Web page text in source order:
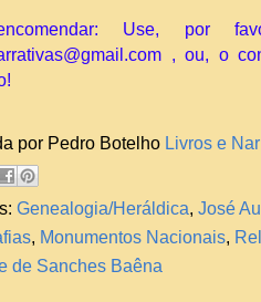
Use, por
, ou, o
por Pedro Botelho Livros e
Genealogia/Heráldica José
Monumentos Nacionais
de Sanches Baêna